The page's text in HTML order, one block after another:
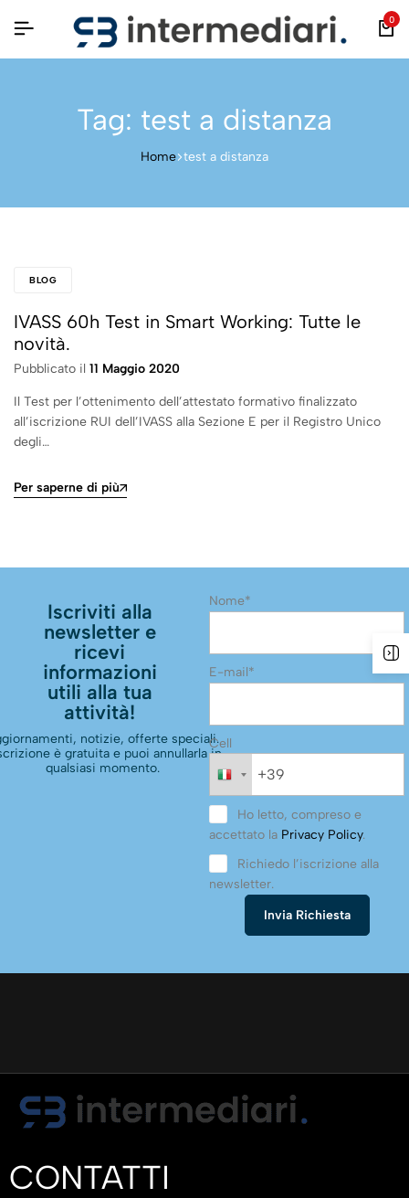
0
Tag: test a distanza
Home test a distanza
BLOG
IVASS 60h Test in Smart Working: Tutte le
novità.
Pubblicato il 11 Maggio 2020
Il Test per l’ottenimento dell’attestato formativo finalizzato
all’iscrizione RUI dell’IVASS alla Sezione E per il Registro Unico
degli…
Per saperne di più
Iscriviti alla
newsletter e
ricevi
informazioni
utili alla tua
attività!
notizie, offerte speciali.
è gratuita e puoi annullarla in
qualsiasi momento.
Nome*
E-mail*
Cell
Ho letto, compreso e
accettato la Privacy Policy.
Richiedo l’iscrizione alla
newsletter.
CONTATTI